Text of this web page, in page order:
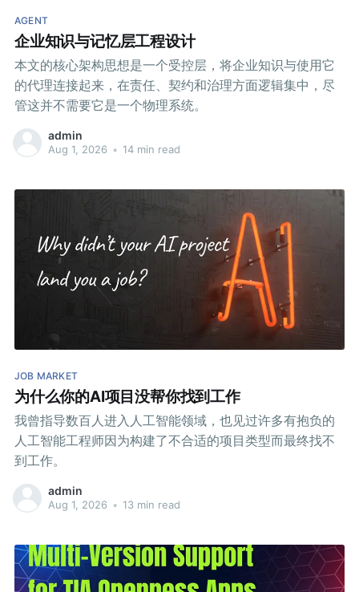
AGENT
企业知识与记忆层工程设计
本文的核心架构思想是一个受控层，将企业知识与使用它
的代理连接起来，在责任、契约和治理方面逻辑集中，尽
管这并不需要它是一个物理系统。
admin
Aug 1, 2026 • 14 min read
JOB MARKET
为什么你的AI项目没帮你找到工作
我曾指导数百人进入人工智能领域，也见过许多有抱负的
人工智能工程师因为构建了不合适的项目类型而最终找不
到工作。
admin
Aug 1, 2026 • 13 min read